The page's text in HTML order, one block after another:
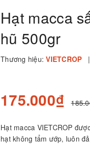
Hạt macca
hũ 500gr
Thương hiệu: VIETCROP |
175.000₫
Hạt macca VIETCROP
hạt không tẩm ướp, luôn